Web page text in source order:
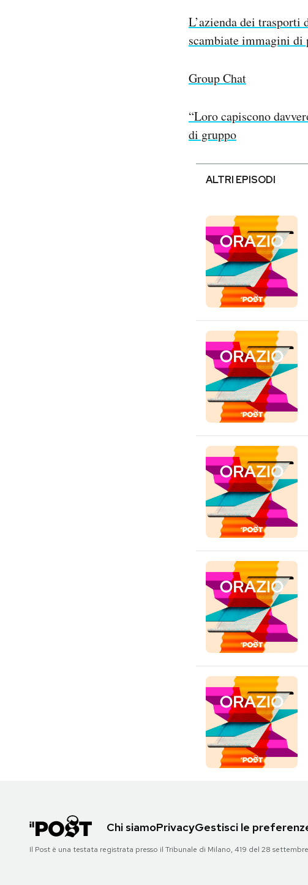
L’azienda dei trasporti
scambiate immagini di
Group Chat
“Loro capiscono
di gruppo
ALTRI EPISODI
Chi siamoPrivacyGestisci le
Il Post è una testata registrata presso il Tribunale di Milano, 419 del 28